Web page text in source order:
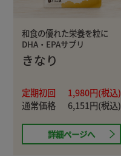
和食の優れた栄養を粒に
DHA・EPAサプリ
きなり
定期初回
1,980円(税込)
通常価格
6,151円(税込)
詳細ページへ